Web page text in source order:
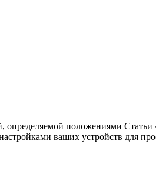
положениями Статьи
ваших устройств для